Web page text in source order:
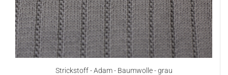
Strickstoff - Adam - Baumwolle - grau